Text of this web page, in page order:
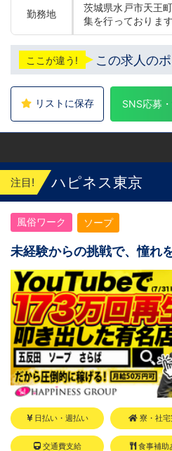
勤務地
茨城県水戸市天王
集を行っております。 下記いずれかの
配属 東京 五反田
袋：池袋駅西口か
から徒歩8分 神奈川 横浜：京急線黄金町駅か
ら徒歩8分 茨城 水戸：水戸駅からバス5分 北
海道 札幌：すすきの駅
国 鳥取：米子市皆
ここが違う! この求人の
リストに保存 SNS応募
注目! ハピネス東京
風俗ワーク ソープ
未経験からの挑戦で、憧れ
日払い・週払い 寮・社
交通費支給 食事補助